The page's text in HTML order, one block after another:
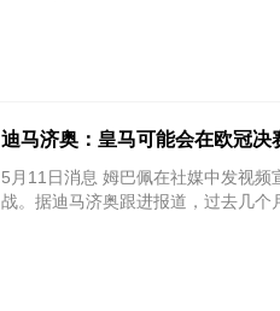
迪马济奥：皇马可能会在欧冠决
5月11日消息 姆巴佩在社媒中发视频
战。据迪马济奥跟进报道，过去几个